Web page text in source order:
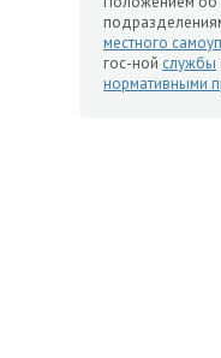
местного
гос-ной службы
нормативными